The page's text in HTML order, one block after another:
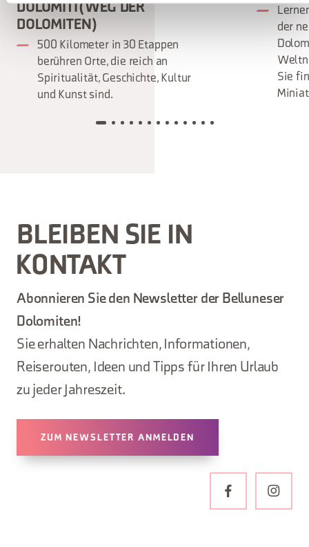
DOLOMITI (WEG DER
DOLOMITEN)
500 Kilometer in 30 Etappen
berühren Orte, die reich an
Spiritualität, Geschichte, Kultur
und Kunst sind.
der
Sie
BLEIBEN SIE IN
KONTAKT
Abonnieren Sie den Newsletter der Belluneser
Dolomiten!
Sie erhalten Nachrichten, Informationen,
Reiserouten, Ideen und Tipps für Ihren Urlaub
zu jeder Jahreszeit.
ZUM NEWSLETTER ANMELDEN